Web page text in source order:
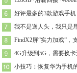
好评最多的3款游戏手
我不是送人头，我只
FindX2屏“实力加戏”，
4G升级到5G，需要换
小技巧：恢复华为手机